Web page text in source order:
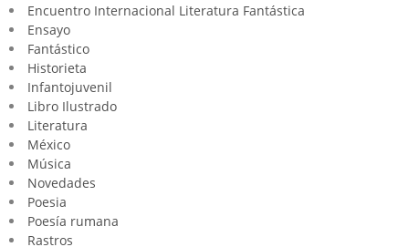
Encuentro Internacional Literatura Fantástica
Ensayo
Fantástico
Historieta
Infantojuvenil
Libro Ilustrado
Literatura
México
Música
Novedades
Poesia
Poesía rumana
Rastros